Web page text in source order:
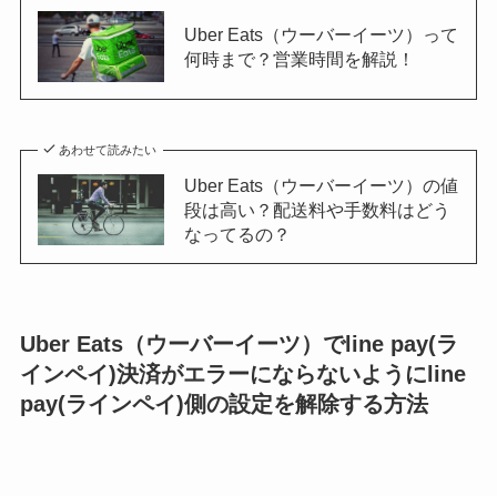
Uber Eats（ウーバーイーツ）って
何時まで？営業時間を解説！
あわせて読みたい
Uber Eats（ウーバーイーツ）の値
段は高い？配送料や手数料はどう
なってるの？
Uber Eats（ウーバーイーツ）でline pay(ラ
インペイ)決済がエラーにならないようにline
pay(ラインペイ)側の設定を解除する方法